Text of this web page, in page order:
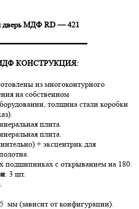
дверь МДФ RD — 421
МДФ КОНСТРУКЦИЯ:
из многоконтурного
на собственном
толщина стали коробки
плита.
плита.
+ эксцентрик для
подшипниках с открыванием на 180.
: 3 шт.
мм (зависит от конфигурации).